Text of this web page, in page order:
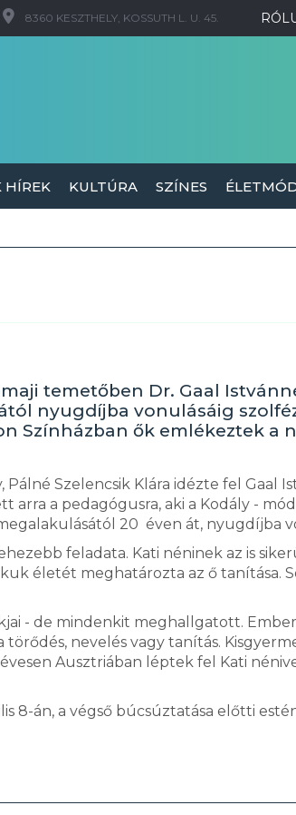
8360 KESZTHELY, KOSSUTH L. U. 45.
HÍREK KULTÚRA SZÍNES
temetőben Dr. Gaal
nyugdíjba vonulásáig
Színházban ők emlékeztek a
Szelencsik Klára idézte fel Gaal
arra a pedagógusra, aki a Kodály -
20 éven át, nyugdíjba
feladata. Kati néninek az is
életét meghatározta az ő tanítása.
- de mindenkit meghallgatott.
nevelés vagy tanítás.
Ausztriában léptek fel Kati
8-án, a végső búcsúztatása előtti